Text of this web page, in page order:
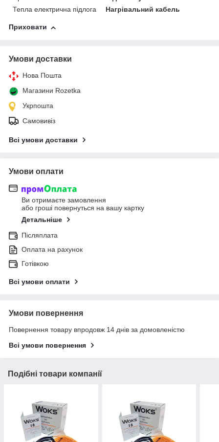
Тепла електрична підлога
Нагрівальний кабель
Приховати
Умови доставки
Нова Пошта
Магазини Rozetka
Укрпошта
Самовивіз
Всі умови доставки
Умови оплати
Ви отримаєте замовлення
або гроші повернуться на вашу картку
Детальніше
Післяплата
Оплата на рахунок
Готівкою
Всі умови оплати
Умови повернення
Повернення товару впродовж 14 днів за домовленістю
Всі умови повернення
Подібні товари компанії